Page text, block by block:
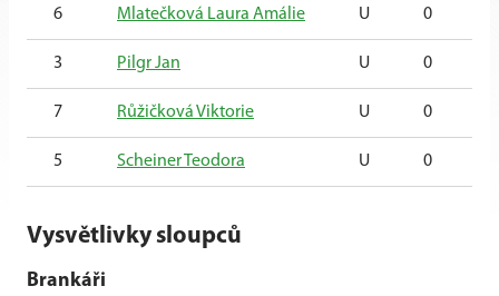
6 Mlatečková Laura Amálie U 0
3 Pilgr Jan U 0
7 Růžičková Viktorie U 0
5 Scheiner Teodora U 0
Vysvětlivky sloupců
Brankáři